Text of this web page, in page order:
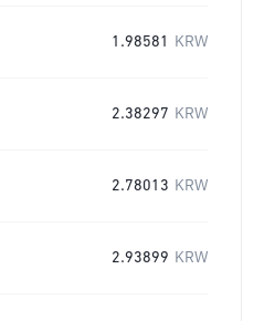
1.98581 KRW
2.38297 KRW
2.78013 KRW
2.93899 KRW